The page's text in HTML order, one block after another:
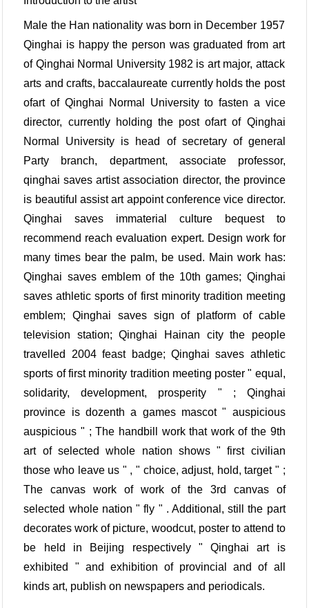
Male the Han nationality was born in December 1957
Qinghai is happy the person was graduated from art
of Qinghai Normal University 1982 is art major, attack
arts and crafts, baccalaureate currently holds the post
ofart of Qinghai Normal University to fasten a vice
director, currently holding the post ofart of Qinghai
Normal University is head of secretary of general
Party branch, department, associate professor,
qinghai saves artist association director, the province
is beautiful assist art appoint conference vice director.
Qinghai saves immaterial culture bequest to
recommend reach evaluation expert. Design work for
many times bear the palm, be used. Main work has:
Qinghai saves emblem of the 10th games; Qinghai
saves athletic sports of first minority tradition meeting
emblem; Qinghai saves sign of platform of cable
television station; Qinghai Hainan city the people
travelled 2004 feast badge; Qinghai saves athletic
sports of first minority tradition meeting poster " equal,
solidarity, development, prosperity " ; Qinghai
province is dozenth a games mascot " auspicious
auspicious " ; The handbill work that work of the 9th
art of selected whole nation shows " first civilian
those who leave us " , " choice, adjust, hold, target " ;
The canvas work of work of the 3rd canvas of
selected whole nation " fly " . Additional, still the part
decorates work of picture, woodcut, poster to attend to
be held in Beijing respectively " Qinghai art is
exhibited " and exhibition of provincial and of all
kinds art, publish on newspapers and periodicals.